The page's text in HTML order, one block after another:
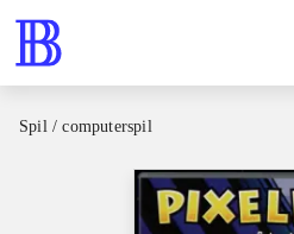
Spil / computerspil